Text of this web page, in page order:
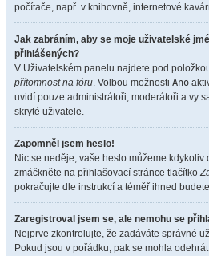
počítače, např. v knihovně, internetové
Jak zabráním, aby se moje uživatelské
přihlášených?
V Uživatelském panelu najdete pod
přítomnost na fóru. Volbou možnosti Ano
uvidí pouze administrátoři, moderátoři a vy
skryté uživatele.
Zapomněl jsem heslo!
Nic se neděje, vaše heslo můžeme kdykoliv
zmáčkněte na přihlašovací stránce tlačítko
pokračujte dle instrukcí a téměř ihned
Zaregistroval jsem se, ale nemohu se
Nejprve zkontrolujte, že zadáváte správné
Pokud jsou v pořádku, pak se mohla